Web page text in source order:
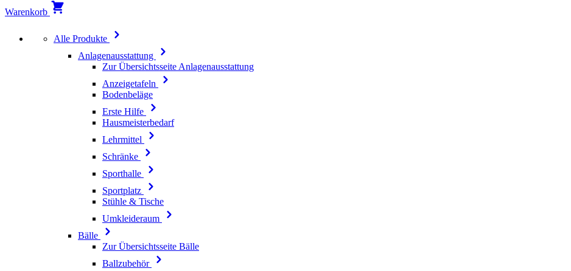
Warenkorb
Alle Produkte
Anlagenausstattung
Zur Übersichtsseite Anlagenausstattung
Anzeigetafeln
Bodenbeläge
Erste Hilfe
Hausmeisterbedarf
Lehrmittel
Schränke
Sporthalle
Sportplatz
Stühle & Tische
Umkleideraum
Bälle
Zur Übersichtsseite Bälle
Ballzubehör